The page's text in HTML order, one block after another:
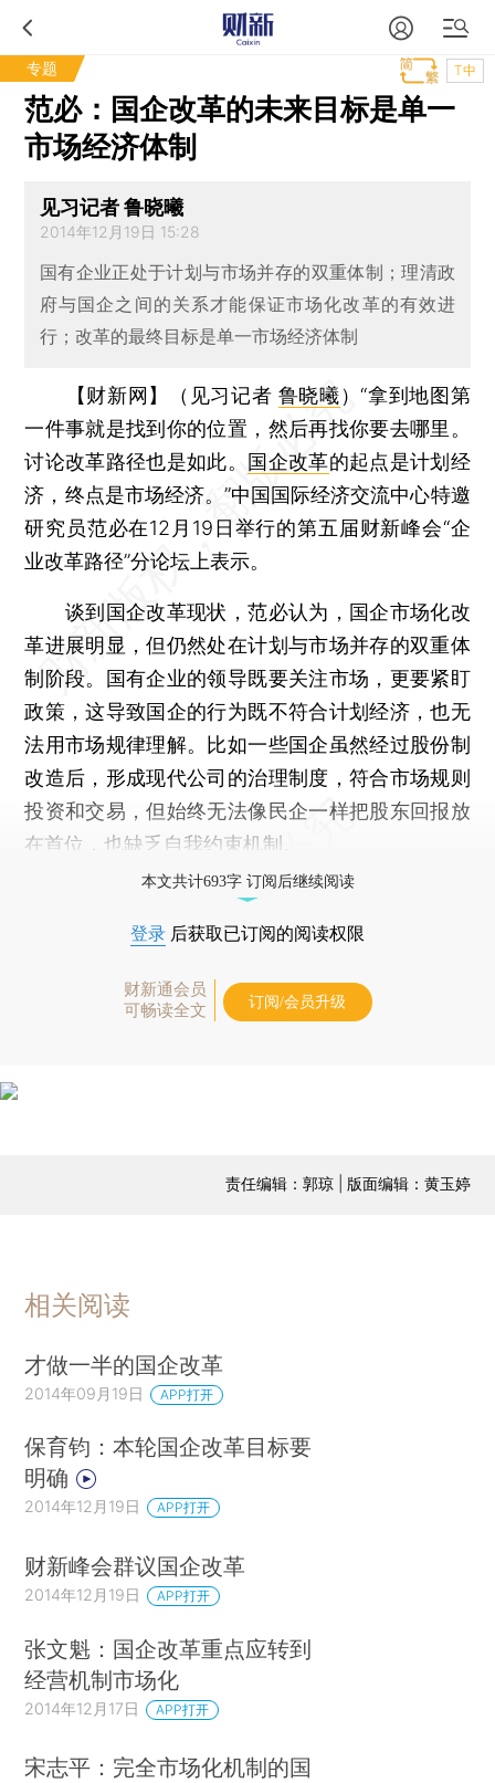
专题 T中
范必：国企改革的未来目标是单一
市场经济体制
见习记者 鲁晓曦
2014年12月19日 15:28
国有企业正处于计划与市场并存的双重体制；理清政
府与国企之间的关系才能保证市场化改革的有效进
行；改革的最终目标是单一市场经济体制
【财新网】（见习记者 鲁晓曦）“拿到地图第
一件事就是找到你的位置，然后再找你要去哪里。
讨论改革路径也是如此。 国企改革的起点是计划经
济，终点是市场经济。”中国国际经济交流中心特邀
研究员范必在12月19日举行的第五届财新峰会“企
业改革路径”分论坛上表示。
谈到国企改革现状，范必认为，国企市场化改
革进展明显，但仍然处在计划与市场并存的双重体
制阶段。国有企业的领导既要关注市场，更要紧盯
政策，这导致国企的行为既不符合计划经济，也无
法用市场规律理解。比如一些国企虽然经过股份制
改造后，形成现代公司的治理制度，符合市场规则
投资和交易，但始终无法像民企一样把股东回报放
在首位，也缺乏自我约束机制。
本文共计693字 订阅后继续阅读
登录 后获取已订阅的阅读权限
财新通会员
可畅读全文
订阅/会员升级
责任编辑：郭琼 | 版面编辑：黄玉婷
相关阅读
才做一半的国企改革
2014年09月19日 APP打开
保育钧：本轮国企改革目标要
明确
2014年12月19日 APP打开
财新峰会群议国企改革
2014年12月19日 APP打开
张文魁：国企改革重点应转到
经营机制市场化
2014年12月17日 APP打开
宋志平：完全市场化机制的国